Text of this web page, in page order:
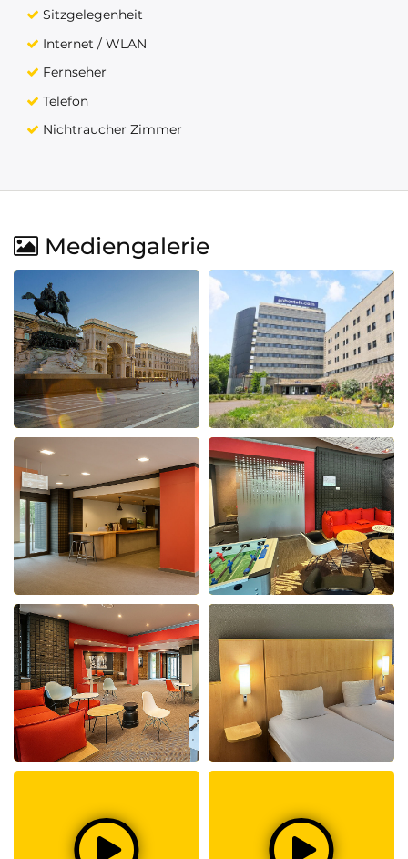
Sitzgelegenheit
Internet / WLAN
Fernseher
Telefon
Nichtraucher Zimmer
Mediengalerie